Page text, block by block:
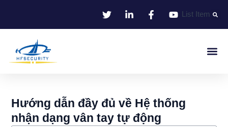
List Item
Hướng dẫn đầy đủ về Hệ thống
nhận dạng vân tay tự động